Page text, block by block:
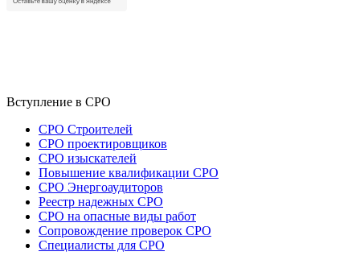
Вступление в СРО
СРО Строителей
СРО проектировщиков
СРО изыскателей
Повышение квалификации СРО
СРО Энергоаудиторов
Реестр надежных СРО
СРО на опасные виды работ
Сопровождение проверок СРО
Специалисты для СРО